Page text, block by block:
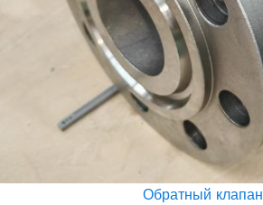
Обратный клапан